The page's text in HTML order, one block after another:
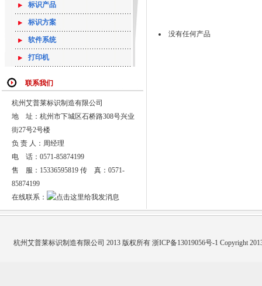
标识产品
标识方案
软件系统
打印机
联系我们
杭州艾普莱标识制造有限公司
地 址：杭州市下城区石桥路308号兴业
街27号2号楼
负 责 人：周经理
电 话：0571-85874199
售 服：15336595819 传 真： 0571-
85874199
在线联系：
没有任何产品
杭州艾普莱标识制造有限公司 2013 版权所有 浙ICP备13019056号-1 Copyright